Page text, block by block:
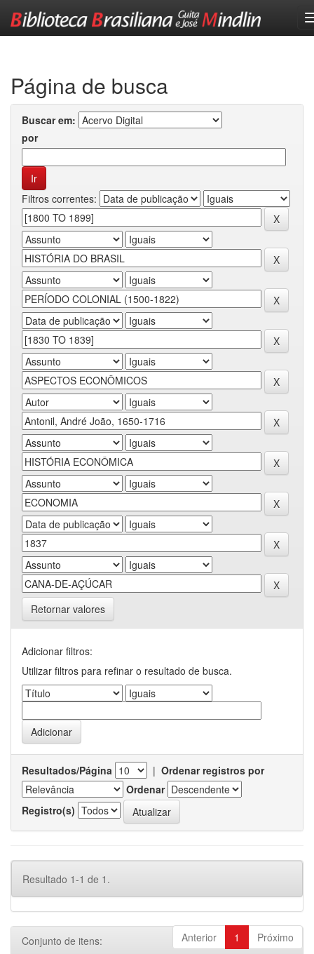
Página de busca
Buscar em:
por
Filtros correntes:
Retornar valores
Adicionar filtros:
Utilizar filtros para refinar o resultado de busca.
Resultados/Página | Ordenar registros por
Ordenar
Registro(s)
Resultado 1-1 de 1.
Anterior 1 Próximo
Conjunto de itens: